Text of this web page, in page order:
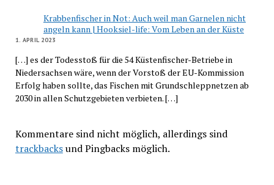
Krabbenfischer in Not: Auch weil man Garnelen nicht
angeln kann | Hooksiel-life: Vom Leben an der Küste
1. APRIL 2023
[…] es der Todesstoß für die 54 Küstenfischer-Betriebe in
Niedersachsen wäre, wenn der Vorstoß der EU-Kommission
Erfolg haben sollte, das Fischen mit Grundschleppnetzen ab
2030 in allen Schutzgebieten verbieten. […]
Kommentare sind nicht möglich, allerdings sind
trackbacksund Pingbacks möglich.